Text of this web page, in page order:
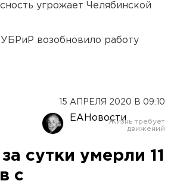
угрожает Челябинской
возобновило работу
15 АПРЕЛЯ 2020 В 09:10
ЕАНовости
сутки умерли 11
с